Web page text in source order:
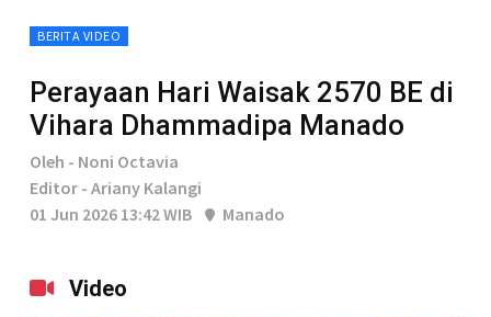
BERITA VIDEO
Perayaan Hari Waisak 2570 BE di
Vihara Dhammadipa Manado
Oleh - Noni Octavia
Editor - Ariany Kalangi
01 Jun 2026 13:42 WIB
Manado
Video